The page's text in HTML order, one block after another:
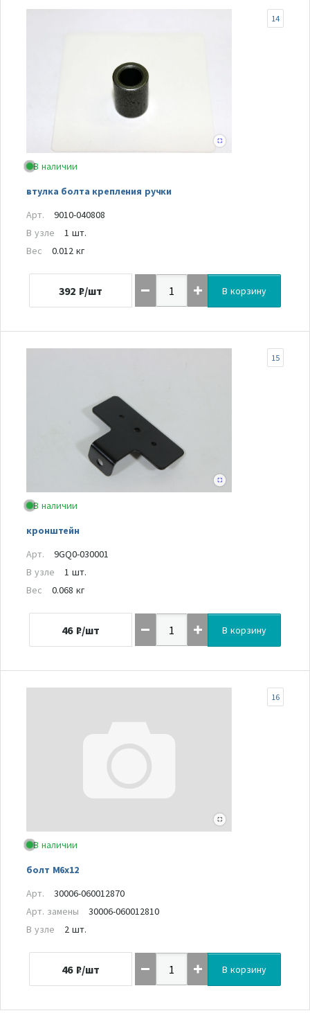
В наличии
втулка болта крепления ручки
14
Арт.
9010-040808
В узле
1 шт.
Вес
0.012 кг
392 ₽/шт В корзину
В наличии
кронштейн
15
Арт.
9GQ0-030001
В узле
1 шт.
Вес
0.068 кг
46 ₽/шт В корзину
В наличии
болт М6х12
16
Арт.
30006-060012870
Арт. замены
30006-060012810
В узле
2 шт.
46 ₽/шт В корзину